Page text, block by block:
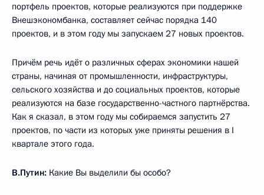
портфель проектов, которые реализуются при поддержке
Внешэкономбанка, составляет сейчас порядка 140
проектов, и в этом году мы запускаем 27 новых проектов.
Причём речь идёт о различных сферах экономики нашей
страны, начиная от промышленности, инфраструктуры,
сельского хозяйства и до социальных проектов, которые
реализуются на базе государственно-частного партнёрства.
Как я сказал, в этом году мы собираемся запустить 27
проектов, по части из которых уже приняты решения в I
квартале этого года.
В.Путин: Какие Вы выделили бы особо?